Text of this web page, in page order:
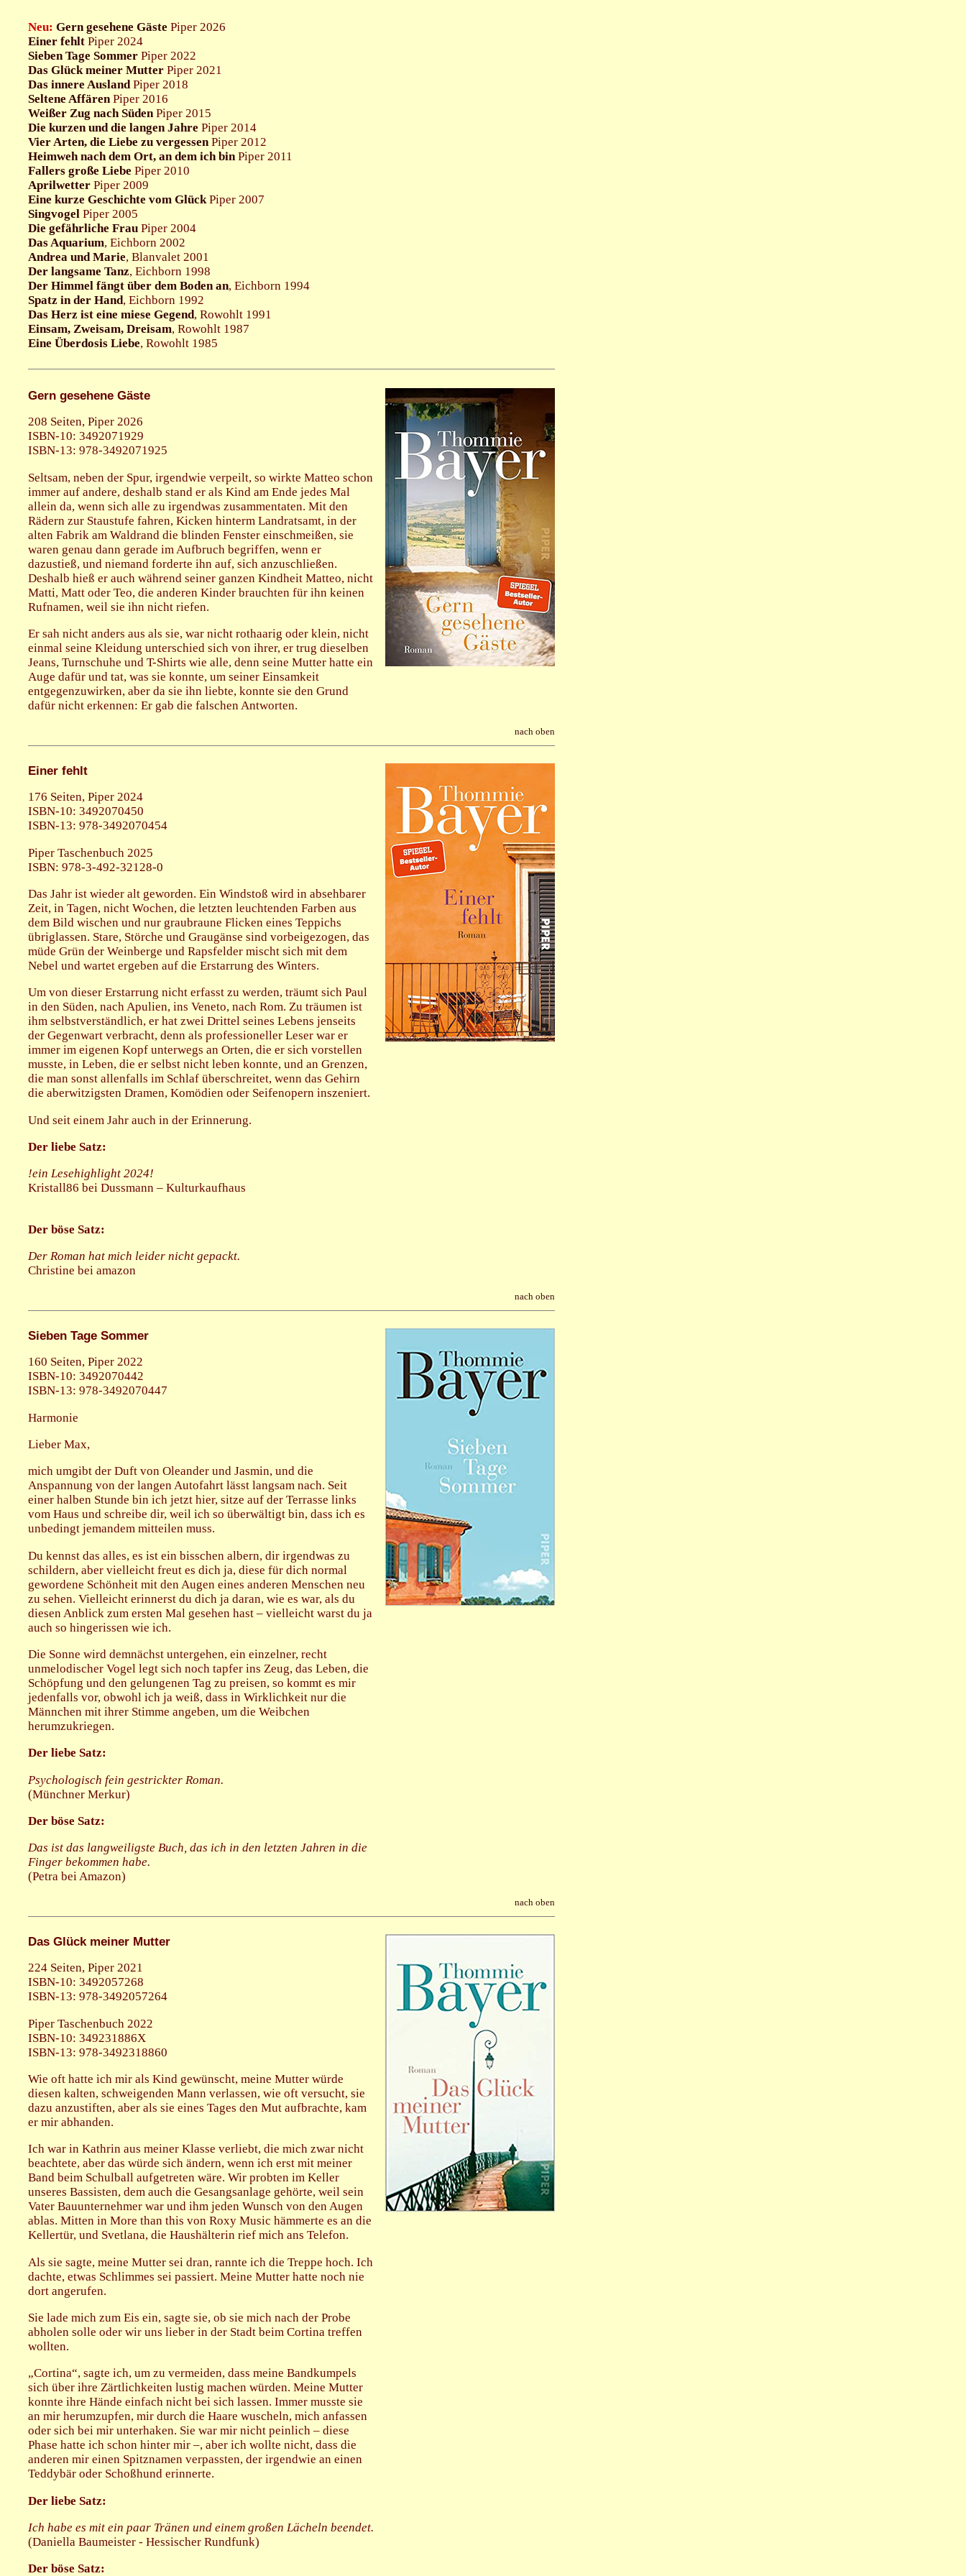
Neu: Gern gesehene Gäste Piper 2026
Einer fehlt Piper 2024
Sieben Tage Sommer Piper 2022
Das Glück meiner Mutter Piper 2021
Das innere AuslandPiper 2018
Seltene AffärenPiper 2016
Weißer Zug nach SüdenPiper 2015
Die kurzen und die langen Jahre Piper 2014
Vier Arten, die Liebe zu vergessenPiper 2012
Heimweh nach dem Ort, an dem ich binPiper 2011
Fallers große Liebe Piper 2010
Aprilwetter Piper 2009
Eine kurze Geschichte vom GlückPiper 2007
Singvogel Piper 2005
Die gefährliche Frau Piper 2004
Das Aquarium, Eichborn 2002
Andrea und Marie, Blanvalet 2001
Der langsame Tanz, Eichborn 1998
Der Himmel fängt über dem Boden an, Eichborn 1994
Spatz in der Hand, Eichborn 1992
Das Herz ist eine miese Gegend, Rowohlt 1991
Einsam, Zweisam, Dreisam, Rowohlt 1987
Eine Überdosis Liebe, Rowohlt 1985
Gern gesehene Gäste
208 Seiten, Piper 2026
ISBN-10: 3492071929
ISBN-13: 978-3492071925
Seltsam, neben der Spur, irgendwie verpeilt, so wirkte Matteo schon
immer auf andere, deshalb stand er als Kind am Ende jedes Mal
allein da, wenn sich alle zu irgendwas zusammentaten. Mit den
Rädern zur Staustufe fahren, Kicken hinterm Landratsamt, in der
alten Fabrik am Waldrand die blinden Fenster einschmeißen, sie
waren genau dann gerade im Aufbruch begriffen, wenn er
dazustieß, und niemand forderte ihn auf, sich anzuschließen.
Deshalb hieß er auch während seiner ganzen Kindheit Matteo, nicht
Matti, Matt oder Teo, die anderen Kinder brauchten für ihn keinen
Rufnamen, weil sie ihn nicht riefen.
Er sah nicht anders aus als sie, war nicht rothaarig oder klein, nicht
einmal seine Kleidung unterschied sich von ihrer, er trug dieselben
Jeans, Turnschuhe und T-Shirts wie alle, denn seine Mutter hatte ein
Auge dafür und tat, was sie konnte, um seiner Einsamkeit
entgegenzuwirken, aber da sie ihn liebte, konnte sie den Grund
dafür nicht erkennen: Er gab die falschen Antworten.
nach oben
Einer fehlt
176 Seiten, Piper 2024
ISBN-10: 3492070450
ISBN-13: 978-3492070454
Piper Taschenbuch 2025
ISBN: 978-3-492-32128-0
Das Jahr ist wieder alt geworden. Ein Windstoß wird in absehbarer
Zeit, in Tagen, nicht Wochen, die letzten leuchtenden Farben aus
dem Bild wischen und nur graubraune Flicken eines Teppichs
übriglassen. Stare, Störche und Graugänse sind vorbeigezogen, das
müde Grün der Weinberge und Rapsfelder mischt sich mit dem
Nebel und wartet ergeben auf die Erstarrung des Winters.
Um von dieser Erstarrung nicht erfasst zu werden, träumt sich Paul
in den Süden, nach Apulien, ins Veneto, nach Rom. Zu träumen ist
ihm selbstverständlich, er hat zwei Drittel seines Lebens jenseits
der Gegenwart verbracht, denn als professioneller Leser war er
immer im eigenen Kopf unterwegs an Orten, die er sich vorstellen
musste, in Leben, die er selbst nicht leben konnte, und an Grenzen,
die man sonst allenfalls im Schlaf überschreitet, wenn das Gehirn
die aberwitzigsten Dramen, Komödien oder Seifenopern inszeniert.
Und seit einem Jahr auch in der Erinnerung.
Der liebe Satz:
!ein Lesehighlight 2024!
Kristall86 bei Dussmann – Kulturkaufhaus
Der böse Satz:
Der Roman hat mich leider nicht gepackt.
Christine bei amazon
nach oben
Sieben Tage Sommer
160 Seiten, Piper 2022
ISBN-10: 3492070442
ISBN-13: 978-3492070447
Harmonie
Lieber Max,
mich umgibt der Duft von Oleander und Jasmin, und die
Anspannung von der langen Autofahrt lässt langsam nach. Seit
einer halben Stunde bin ich jetzt hier, sitze auf der Terrasse links
vom Haus und schreibe dir, weil ich so überwältigt bin, dass ich es
unbedingt jemandem mitteilen muss.
Du kennst das alles, es ist ein bisschen albern, dir irgendwas zu
schildern, aber vielleicht freut es dich ja, diese für dich normal
gewordene Schönheit mit den Augen eines anderen Menschen neu
zu sehen. Vielleicht erinnerst du dich ja daran, wie es war, als du
diesen Anblick zum ersten Mal gesehen hast – vielleicht warst du ja
auch so hingerissen wie ich.
Die Sonne wird demnächst untergehen, ein einzelner, recht
unmelodischer Vogel legt sich noch tapfer ins Zeug, das Leben, die
Schöpfung und den gelungenen Tag zu preisen, so kommt es mir
jedenfalls vor, obwohl ich ja weiß, dass in Wirklichkeit nur die
Männchen mit ihrer Stimme angeben, um die Weibchen
herumzukriegen.
Der liebe Satz:
Psychologisch fein gestrickter Roman.
(Münchner Merkur)
Der böse Satz:
Das ist das langweiligste Buch, das ich in den letzten Jahren in die
Finger bekommen habe.
(Petra bei Amazon)
nach oben
Das Glück meiner Mutter
224 Seiten, Piper 2021
ISBN-10: 3492057268
ISBN-13: 978-3492057264
Piper Taschenbuch 2022
ISBN-10: 349231886X
ISBN-13: 978-3492318860
Wie oft hatte ich mir als Kind gewünscht, meine Mutter würde
diesen kalten, schweigenden Mann verlassen, wie oft versucht, sie
dazu anzustiften, aber als sie eines Tages den Mut aufbrachte, kam
er mir abhanden.
Ich war in Kathrin aus meiner Klasse verliebt, die mich zwar nicht
beachtete, aber das würde sich ändern, wenn ich erst mit meiner
Band beim Schulball aufgetreten wäre. Wir probten im Keller
unseres Bassisten, dem auch die Gesangsanlage gehörte, weil sein
Vater Bauunternehmer war und ihm jeden Wunsch von den Augen
ablas. Mitten in More than this von Roxy Music hämmerte es an die
Kellertür, und Svetlana, die Haushälterin rief mich ans Telefon.
Als sie sagte, meine Mutter sei dran, rannte ich die Treppe hoch. Ich
dachte, etwas Schlimmes sei passiert. Meine Mutter hatte noch nie
dort angerufen.
Sie lade mich zum Eis ein, sagte sie, ob sie mich nach der Probe
abholen solle oder wir uns lieber in der Stadt beim Cortina treffen
wollten.
„Cortina“, sagte ich, um zu vermeiden, dass meine Bandkumpels
sich über ihre Zärtlichkeiten lustig machen würden. Meine Mutter
konnte ihre Hände einfach nicht bei sich lassen. Immer musste sie
an mir herumzupfen, mir durch die Haare wuscheln, mich anfassen
oder sich bei mir unterhaken. Sie war mir nicht peinlich – diese
Phase hatte ich schon hinter mir –, aber ich wollte nicht, dass die
anderen mir einen Spitznamen verpassten, der irgendwie an einen
Teddybär oder Schoßhund erinnerte.
Der liebe Satz:
Ich habe es mit ein paar Tränen und einem großen Lächeln beendet.
(Daniella Baumeister - Hessischer Rundfunk)
Der böse Satz: